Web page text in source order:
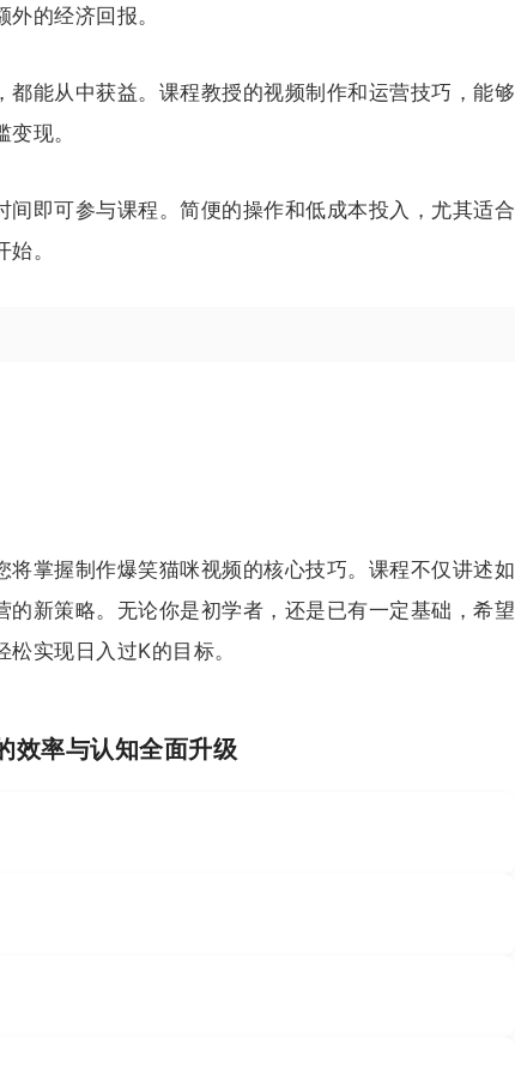
的经济回报。
能从中获益。课程教授的视频制作和运营技巧，能够
现。
即可参与课程。简便的操作和低成本投入，尤其适合
。
掌握制作爆笑猫咪视频的核心技巧。课程不仅讲述如
新策略。无论你是初学者，还是已有一定基础，希望
实现日入过K的目标。
效率与认知全面升级